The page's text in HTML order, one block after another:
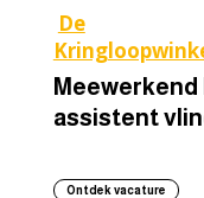
De
assistent
Ontdek vacature